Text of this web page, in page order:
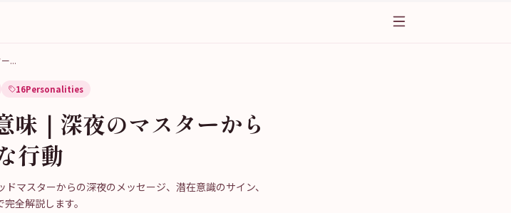
...
16Personalities
味｜深夜のマスターから
行動
マスターからの深夜のメッセージ、潜在意識のサイン、
全解説します。